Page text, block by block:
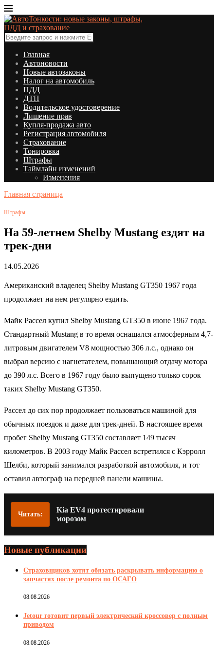
Главная
Автоновости
Новые автозаконы
Налог на автомобиль
ПДД
ДТП
Водительское удостоверение
Лишение прав
Купля-продажа авто
Регистрация автомобиля
Страхование
Тонировка
Штрафы
Таймлайн изменений
Изменения
Главная страница
Штрафы
На 59-летнем Shelby Mustang ездят на
трек-дни
14.05.2026
Американский владелец Shelby Mustang GT350 1967 года
продолжает на нем регулярно ездить.
Майк Рассел купил Shelby Mustang GT350 в июне 1967 года.
Стандартный Mustang в то время оснащался атмосферным 4,7-
литровым двигателем V8 мощностью 306 л.с., однако он
выбрал версию с нагнетателем, повышающий отдачу мотора
до 390 л.с. Всего в 1967 году было выпущено только сорок
таких Shelby Mustang GT350.
Рассел до сих пор продолжает пользоваться машиной для
обычных поездок и даже для трек-дней. В настоящее время
пробег Shelby Mustang GT350 составляет 149 тысяч
километров. В 2003 году Майк Рассел встретился с Кэрролл
Шелби, который занимался разработкой автомобиля, и тот
оставил автограф на передней панели машины.
Читать:
Kia EV4 протестировали
морозом
Новые публикации
Страховщиков хотят обязать раскрывать информацию о
запчастях после ремонта по ОСАГО
08.08.2026
Jetour готовит первый электрический кроссовер с полным
приводом
08.08.2026